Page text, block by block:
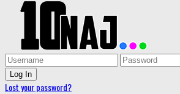
Lost your password?